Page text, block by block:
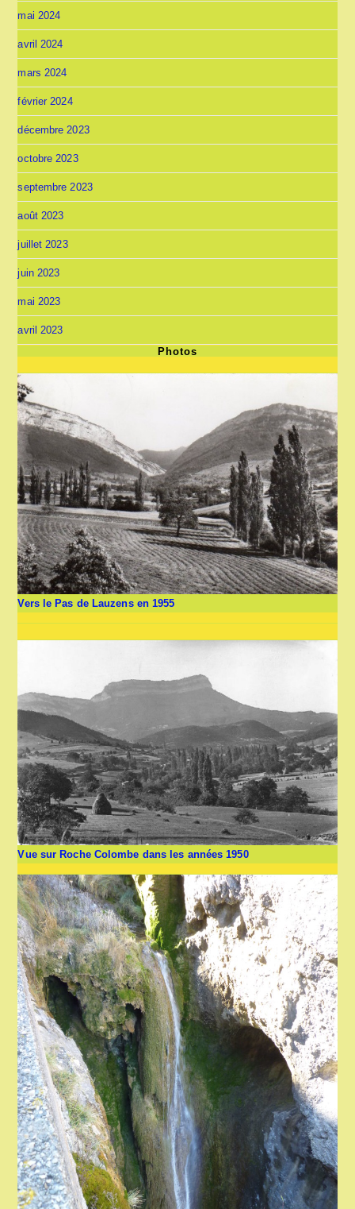
mai 2024
avril 2024
mars 2024
février 2024
décembre 2023
octobre 2023
septembre 2023
août 2023
juillet 2023
juin 2023
mai 2023
avril 2023
Photos
Vers le Pas de Lauzens en 1955
Vue sur Roche Colombe dans les années 1950